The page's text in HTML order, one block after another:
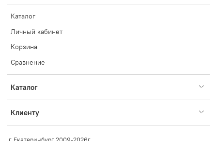
Каталог
Личный кабинет
Корзина
Сравнение
Каталог
Клиенту